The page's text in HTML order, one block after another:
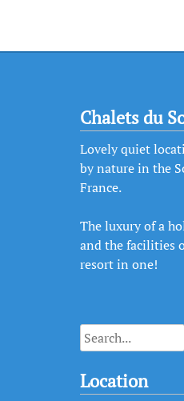
Chalets du
Lovely quiet
by nature in the
France.
The luxury of a
and the facilities
resort in one!
Location